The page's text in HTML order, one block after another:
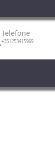
Telefone
+351253415969